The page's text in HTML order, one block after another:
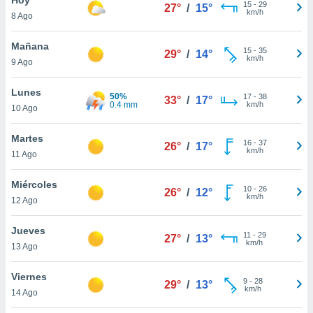
y
en
más
de
8 Ago
27° / 15° 15- 29
km/h
Mañana
9 Ago
29° / 14° 15- 35
km/h
Lunes
10 Ago
50%
0.4 mm
33° / 17° 17- 38
km/h
Martes
11 Ago
26° / 17° 16- 37
km/h
Miércoles
12 Ago
26° / 12° 10- 26
km/h
Jueves
13 Ago
27° / 13° 11 - 29
km/h
Viernes
14 Ago
29° / 13° 9- 28
km/h